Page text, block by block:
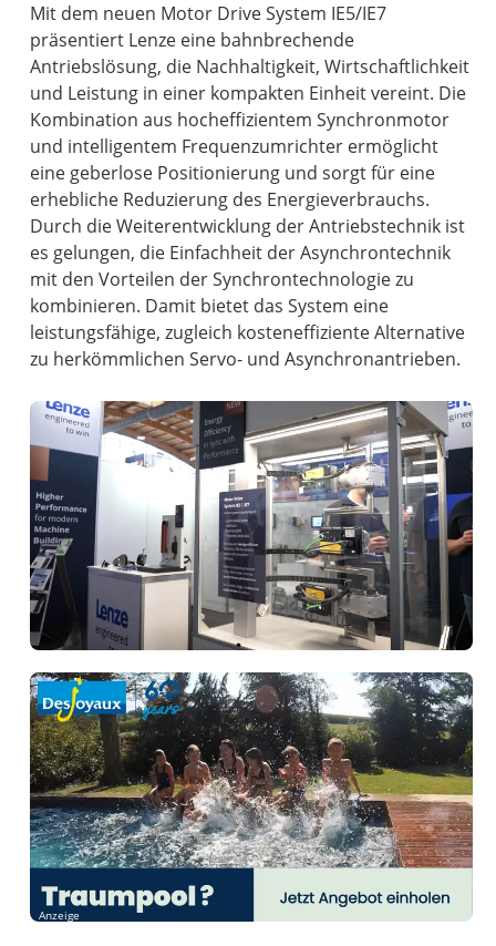
Mit dem neuen Motor Drive System IE5/IE7
präsentiert Lenze eine bahnbrechende
Antriebslösung, die Nachhaltigkeit, Wirtschaftlichkeit
und Leistung in einer kompakten Einheit vereint. Die
Kombination aus hocheffizientem Synchronmotor
und intelligentem Frequenzumrichter ermöglicht
eine geberlose Positionierung und sorgt für eine
erhebliche Reduzierung des Energieverbrauchs.
Durch die Weiterentwicklung der Antriebstechnik ist
es gelungen, die Einfachheit der Asynchrontechnik
mit den Vorteilen der Synchrontechnologie zu
kombinieren. Damit bietet das System eine
leistungsfähige, zugleich kosteneffiziente Alternative
zu herkömmlichen Servo- und Asynchronantrieben.
Anzeige